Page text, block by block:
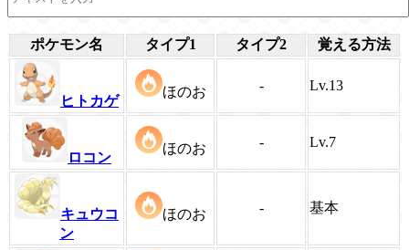
ポケモン名 タイプ1 タイプ2 覚える方法
ヒトカゲ
ほのお - Lv.13
ロコン
ほのお - Lv.7
キュウコ
ン
ほのお - 基本